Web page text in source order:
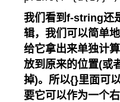
我们看到f-string还
辑，我们可以简单
给它拿出来单独计
放到原来的位置(或
掉)。所以{}里面可
要它可以作为一个